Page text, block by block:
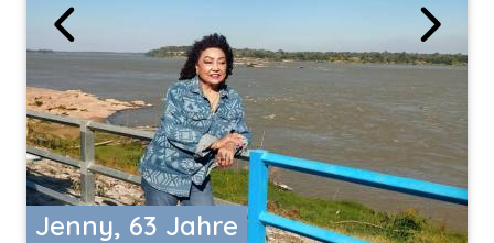
Jenny, 63 Jahre